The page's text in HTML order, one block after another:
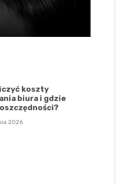
koszty
biura i gdzie
2026